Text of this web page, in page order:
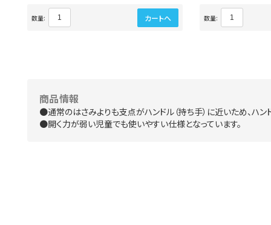
数量: カートへ 数量:
商品情報
●通常のはさみよりも支点がハンドル（持ち手）に近いため、ハ
●開く力が弱い児童でも使いやすい仕様となっています。